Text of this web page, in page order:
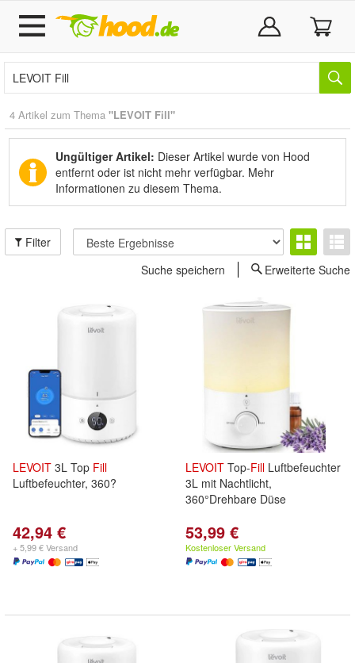
4 Artikel zum Thema "LEVOIT Fill"
Ungültiger Artikel: Dieser Artikel wurde von Hood
entfernt oder ist nicht mehr verfügbar. Mehr
Informationen zu diesem Thema.
Filter
Suche speichern
Erweiterte Suche
LEVOIT 3L Top Fill
Luftbefeuchter, 360?
42,94 €
+ 5,99 € Versand
LEVOIT Top-Fill Luftbefeuchter
3L mit Nachtlicht,
360°Drehbare Düse
53,99 €
Kostenloser Versand